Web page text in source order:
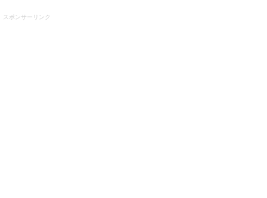
スポンサーリンク